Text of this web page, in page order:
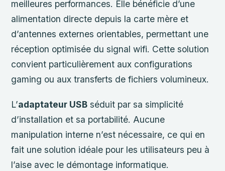
meilleures performances. Elle bénéficie d’une
alimentation directe depuis la carte mère et
d’antennes externes orientables, permettant une
réception optimisée du signal wifi. Cette solution
convient particulièrement aux configurations
gaming ou aux transferts de fichiers volumineux.
L’adaptateur USB séduit par sa simplicité
d’installation et sa portabilité. Aucune
manipulation interne n’est nécessaire, ce qui en
fait une solution idéale pour les utilisateurs peu à
l’aise avec le démontage informatique.